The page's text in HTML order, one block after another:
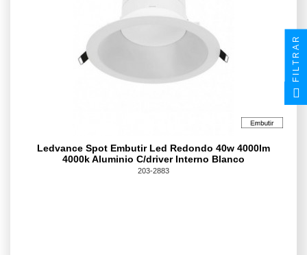
Ledvance Spot Embutir Led Redondo 40w 4000lm
4000k Aluminio C/driver Interno Blanco
203-2883
FILTRAR